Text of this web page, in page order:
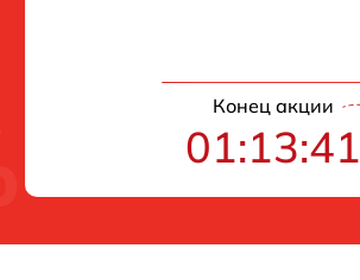
Конец акции
01:13:41